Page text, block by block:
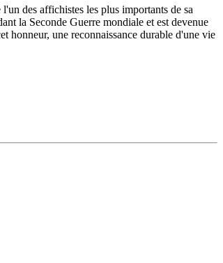
des affichistes les plus importants de sa
la Seconde Guerre mondiale et est devenue
honneur, une reconnaissance durable d'une vie